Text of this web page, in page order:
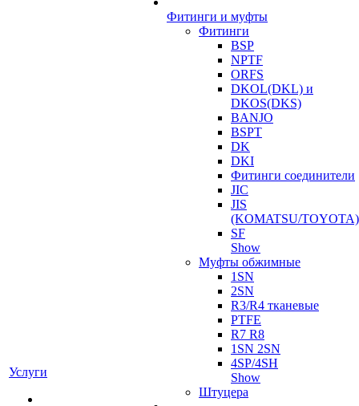
Услуги
Фитинги и муфты
Фитинги
BSP
NPTF
ORFS
DKOL(DKL) и
DKOS(DKS)
BANJO
BSPT
DK
DKI
Фитинги соединители
JIC
JIS
(KOMATSU/TOYOTA)
SF
Show
Муфты обжимные
1SN
2SN
R3/R4 тканевые
PTFE
R7 R8
1SN 2SN
4SP/4SH
Show
Штуцера